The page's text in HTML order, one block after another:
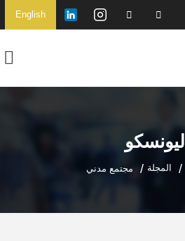
English
اليونسكو
المجلة مجتمع مدني